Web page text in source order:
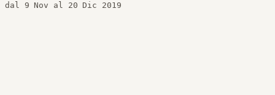
dal 9 Nov al 20 Dic 2019